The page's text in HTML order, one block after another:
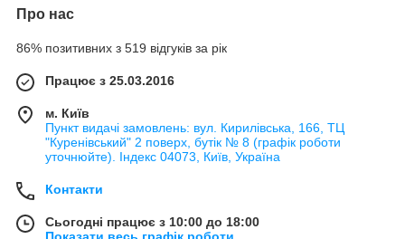
Про нас
86% позитивних з 519 відгуків за рік
Працює з 25.03.2016
м. Київ
Пункт видачі замовлень: вул. Кирилівська, 166, ТЦ
"Куренівський" 2 поверх, бутік № 8 (графік роботи
уточнюйте). Індекс 04073, Київ, Україна
Контакти
Сьогодні працює з 10:00 до 18:00